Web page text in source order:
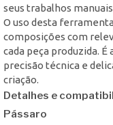
seus trabalhos
O uso desta
composições com
cada peça produzida.
precisão técnica e
criação.
Detalhes e
Pássaro